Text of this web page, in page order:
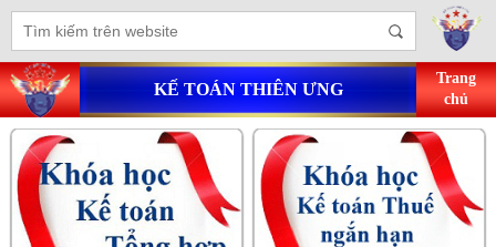
KẾ TOÁN THIÊN ƯNG
Trang
chủ